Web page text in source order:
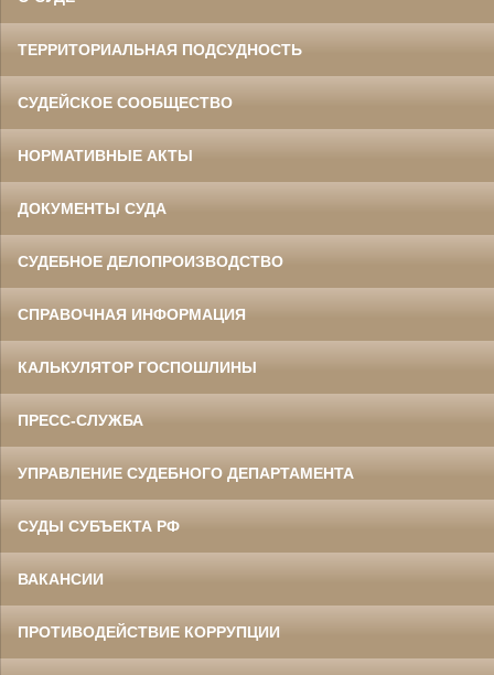
ТЕРРИТОРИАЛЬНАЯ ПОДСУДНОСТЬ
СУДЕЙСКОЕ СООБЩЕСТВО
НОРМАТИВНЫЕ АКТЫ
ДОКУМЕНТЫ СУДА
СУДЕБНОЕ ДЕЛОПРОИЗВОДСТВО
СПРАВОЧНАЯ ИНФОРМАЦИЯ
КАЛЬКУЛЯТОР ГОСПОШЛИНЫ
ПРЕСС-СЛУЖБА
УПРАВЛЕНИЕ СУДЕБНОГО ДЕПАРТАМЕНТА
СУДЫ СУБЪЕКТА РФ
ВАКАНСИИ
ПРОТИВОДЕЙСТВИЕ КОРРУПЦИИ